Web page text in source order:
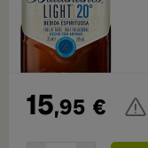
15,95 €